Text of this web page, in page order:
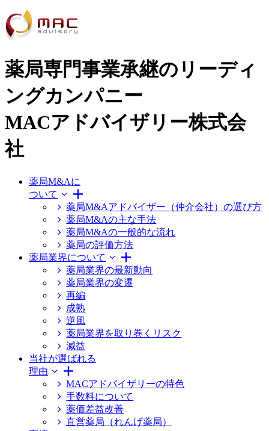
薬局専門事業承継のリーディ
ングカンパニー
MACアドバイザリー株式会
社
薬局M&Aに
ついて
薬局M&Aアドバイザー（仲介会社）の選び方
薬局M&Aの主な手法
薬局M&Aの一般的な流れ
薬局の評価方法
薬局業界について
薬局業界の最新動向
薬局業界の変遷
再編
成熟
逆風
薬局業界を取り巻くリスク
減益
当社が選ばれる
理由
MACアドバイザリーの特色
手数料について
薬価差益改善
直営薬局（れんげ薬局）